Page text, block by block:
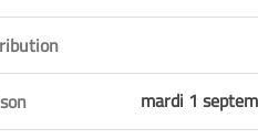
mardi 1